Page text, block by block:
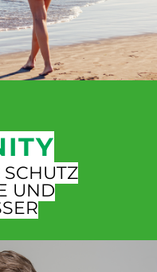
UND